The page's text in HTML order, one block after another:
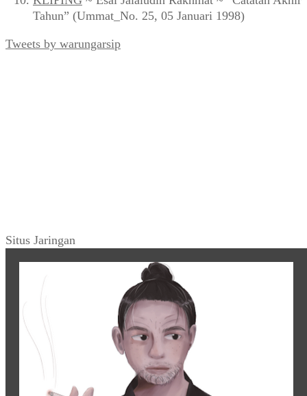
Tahun” (Ummat_No. 25, 05 Januari 1998)
Tweets by warungarsip
Situs Jaringan